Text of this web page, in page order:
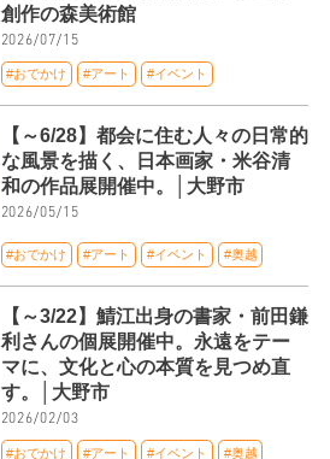
創作の森美術館
2026/07/15
#おでかけ #アート #イベント
【～6/28】都会に住む人々の日常的
な風景を描く、日本画家・米谷清
和の作品展開催中。│大野市
2026/05/15
#おでかけ #アート #イベント #奥越
【～3/22】鯖江出身の書家・前田鎌
利さんの個展開催中。永遠をテー
マに、文化と心の本質を見つめ直
す。│大野市
2026/02/03
#おでかけ #アート #イベント #奥越